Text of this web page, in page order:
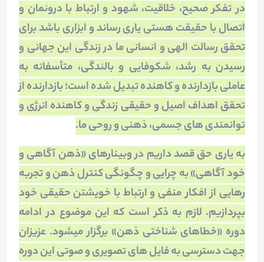
در تفکر صحیح، خلاقیت، شهود و ارتباط با درونمان و
اتصال با حقیقت هستی یاری رساند و ابزاری باشد برای
تحقق رسالت الهی و انسانی ما در زندگی این جهانی و
رسیدن به رشد، شکوفایی و بالندگی، متأسفانه به
عاملی بازدارنده و کاهنده تبدیل شده است؛ بازدارنده از
تحقق اهداف اصیل و حقیقی زندگی و کاهنده انرژی و
توانمندی­ های جسمی، ذهنی و روحی ما.
به یاری حق قصد داریم در وبینارهای «ذهن آگاهی و
خود آگاهی» به چرایی و چگونگی کنترل ذهن و تجربه
رهایی از افکار منفی و ارتباط با خویشتن حقیقی خود
بپردازیم. لازم به ذکر است که این موضوع در ادامه
دوره «خطاهای شناختی ذهن» برگزار می­شود. عزیزان
جهت دسترسی به فایل ­های تصویری و صوتی این دوره